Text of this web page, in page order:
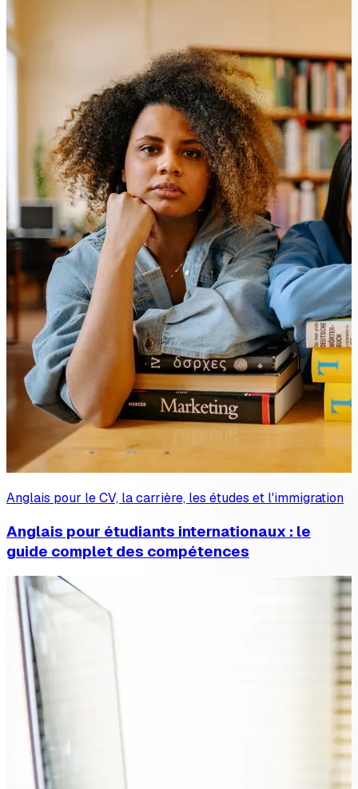
Anglais pour le CV, la carrière, les études et l'immigration
Anglais pour étudiants internationaux : le
guide complet des compétences